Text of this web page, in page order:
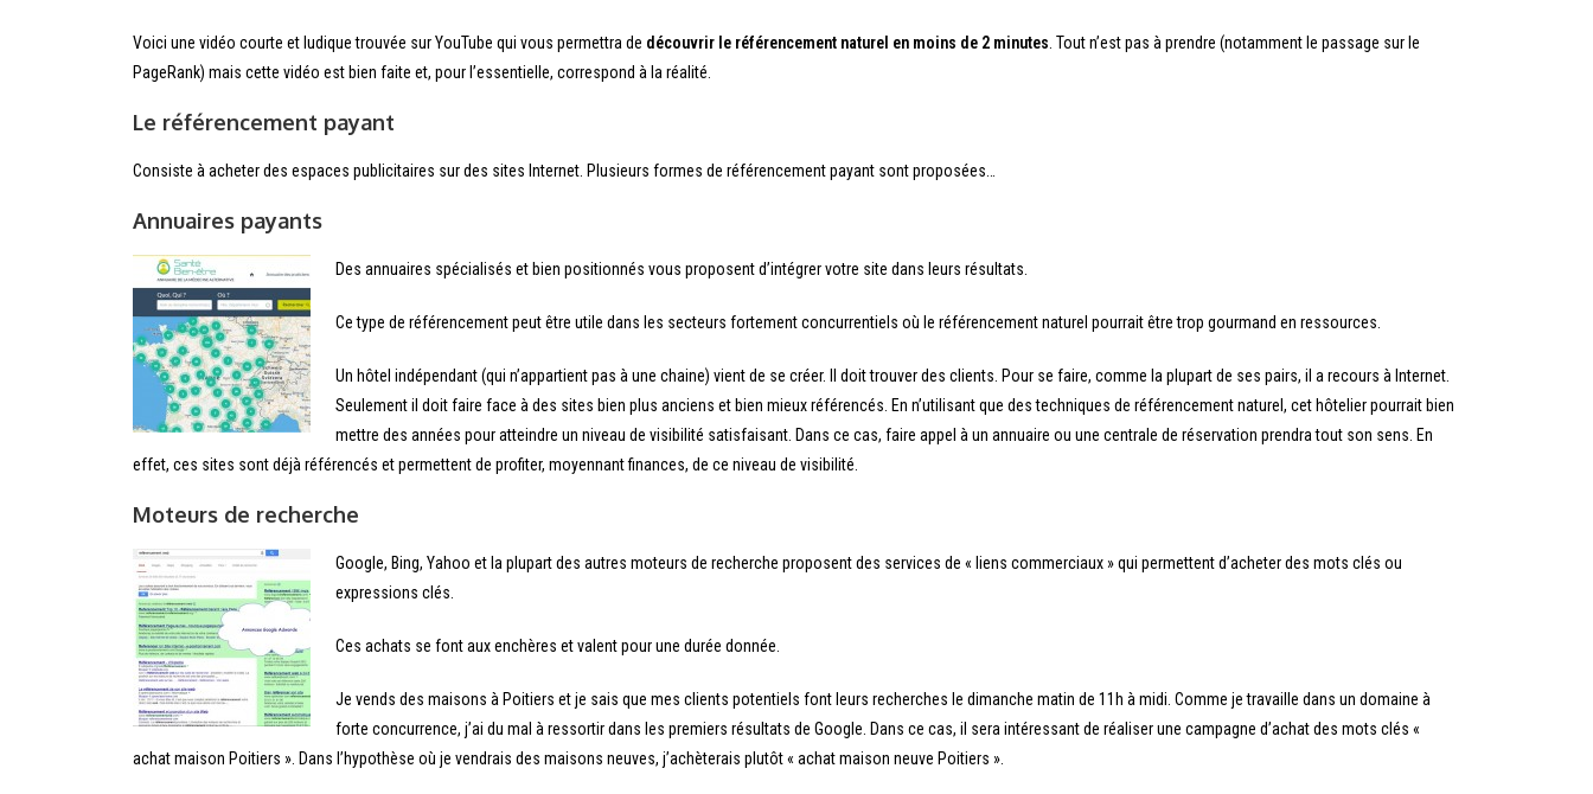
Voici une vidéo courte et ludique trouvée sur YouTube qui vous permettra de découvrir le référencement naturel en moins de 2 minutes . Tout n’est pas à prendre (notamment le passage sur le
PageRank) mais cette vidéo est bien faite et, pour l’essentielle, correspond à la réalité.
Le référencement payant
Consiste à acheter des espaces publicitaires sur des sites Internet. Plusieurs formes de référencement payant sont proposées…
Annuaires payants
Des annuaires spécialisés et bien positionnés vous proposent d’intégrer votre site dans leurs résultats.
Ce type de référencement peut être utile dans les secteurs fortement concurrentiels où le référencement naturel pourrait être trop gourmand en ressources.
Un hôtel indépendant (qui n’appartient pas à une chaine) vient de se créer. Il doit trouver des clients. Pour se faire, comme la plupart de ses pairs, il a recours à Internet.
Seulement il doit faire face à des sites bien plus anciens et bien mieux référencés. En n’utilisant que des techniques de référencement naturel, cet hôtelier pourrait bien
mettre des années pour atteindre un niveau de visibilité satisfaisant. Dans ce cas, faire appel à un annuaire ou une centrale de réservation prendra tout son sens. En
effet, ces sites sont déjà référencés et permettent de profiter, moyennant finances, de ce niveau de visibilité.
Moteurs de recherche
Google, Bing, Yahoo et la plupart des autres moteurs de recherche proposent des services de « liens commerciaux » qui permettent d’acheter des mots clés ou
expressions clés.
Ces achats se font aux enchères et valent pour une durée donnée.
Je vends des maisons à Poitiers et je sais que mes clients potentiels font leurs recherches le dimanche matin de 11h à midi. Comme je travaille dans un domaine à
forte concurrence, j’ai du mal à ressortir dans les premiers résultats de Google. Dans ce cas, il sera intéressant de réaliser une campagne d’achat des mots clés «
achat maison Poitiers ». Dans l’hypothèse où je vendrais des maisons neuves, j’achèterais plutôt « achat maison neuve Poitiers ».